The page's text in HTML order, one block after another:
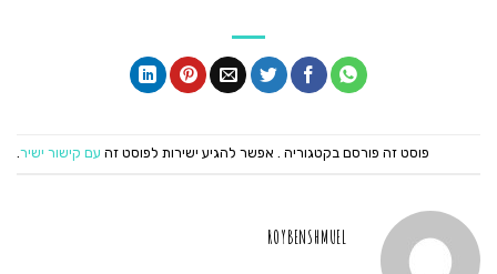
פוסט זה פורסם בקטגוריה . אפשר להגיע ישירות לפוסט זה עם קישור ישיר.
ROYBENSHMUEL